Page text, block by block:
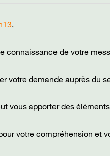
,
connaissance de votre
votre demande auprès du
vous apporter des
votre compréhension et